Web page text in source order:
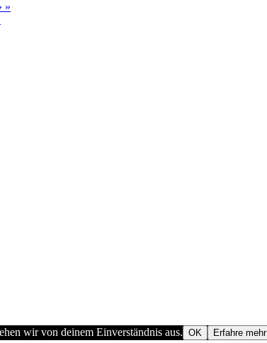
»
wir von deinem Einverständnis aus. OK Erfahre mehr